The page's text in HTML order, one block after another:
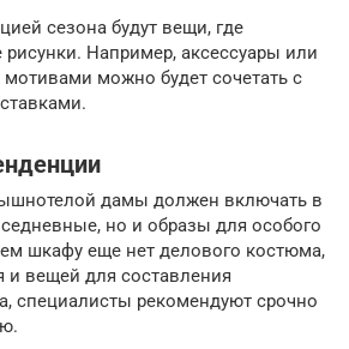
сезона будут вещи, где
рисунки. Например, аксессуары или
можно будет сочетать с
дамы должен включать в
но и образы для особого
шкафу еще нет делового костюма,
и вещей для составления
специалисты рекомендуют срочно